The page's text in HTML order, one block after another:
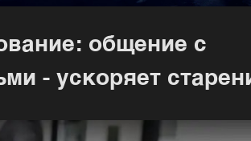
общение с
- ускоряет